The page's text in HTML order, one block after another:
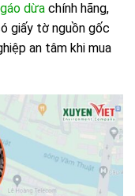
dừa chính hãng,
giấy tờ nguồn gốc
an tâm khi mua